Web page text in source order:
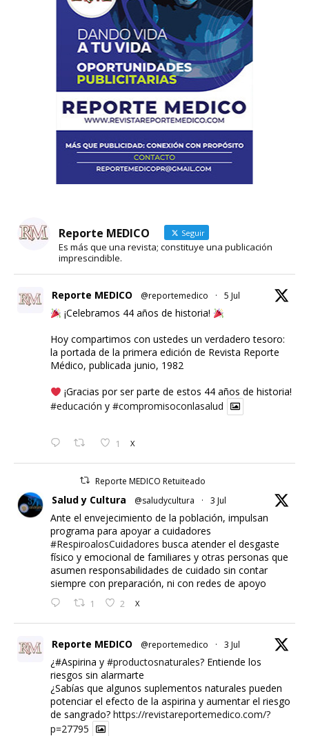
Reporte MEDICO Seguir
Es más que una revista; constituye una publicación
imprescindible.
Reporte MEDICO @reportemedico · 5 Jul
¡Celebramos 44 años de historia!
Hoy compartimos con ustedes un verdadero tesoro:
la portada de la primera edición de Revista Reporte
Médico, publicada junio, 1982
¡Gracias por ser parte de estos 44 años de historia!
#educación y #compromisoconlasalud
1 X
Reporte MEDICO Retuiteado
Salud y Cultura @saludycultura · 3 Jul
Ante el envejecimiento de la población, impulsan
programa para apoyar a cuidadores
#RespiroalosCuidadores busca atender el desgaste
físico y emocional de familiares y otras personas que
asumen responsabilidades de cuidado sin contar
siempre con preparación, ni con redes de apoyo
1 2 X
Reporte MEDICO @reportemedico · 3 Jul
¿#Aspirina y #productosnaturales? Entiende los
riesgos sin alarmarte
¿Sabías que algunos suplementos naturales pueden
potenciar el efecto de la aspirina y aumentar el riesgo
de sangrado? https://revistareportemedico.com/?
p=27795